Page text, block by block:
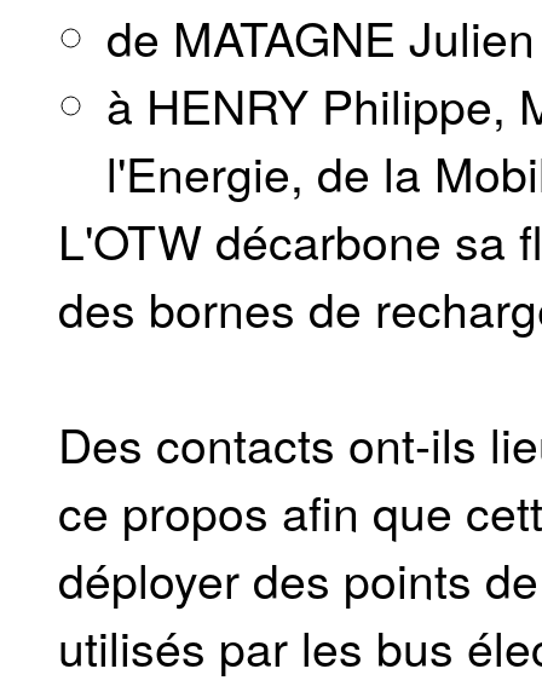
de MATAGNE Julien
à HENRY Philippe,
l'Energie, de la
L'OTW décarbone sa
des bornes de
Des contacts ont-ils
ce propos afin que
déployer des points
utilisés par les bus